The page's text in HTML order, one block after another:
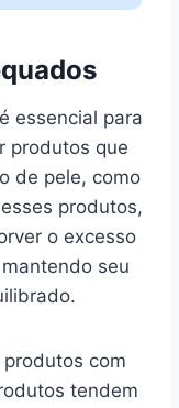
essencial para
produtos que
de pele, como
produtos,
o excesso
seu
com
tendem